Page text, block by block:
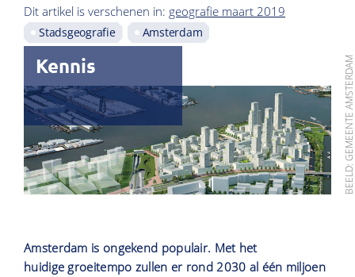
Dit artikel is verschenen in: geografie maart 2019
Stadsgeografie Amsterdam
Kennis BEELD: GEMEENTE AMSTERDAM
Amsterdam is ongekend populair. Met het
huidige groeitempo zullen er rond 2030 al één miljoen